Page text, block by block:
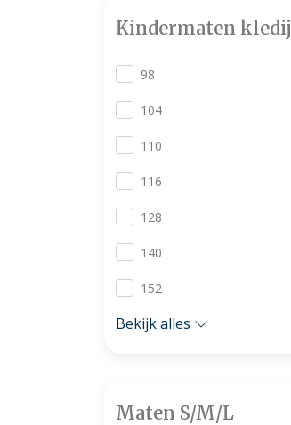
Kindermaten kledij
98
104
110
116
128
140
152
Bekijk alles
Maten S/M/L